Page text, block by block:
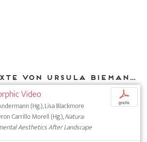
Weitere Texte von Ursula Biemann bei DIAPHANES
Video
(Hg.), Lisa Blackmore
Carrillo Morell (Hg.),Natura:
Aesthetics After Landscape
p
gratis